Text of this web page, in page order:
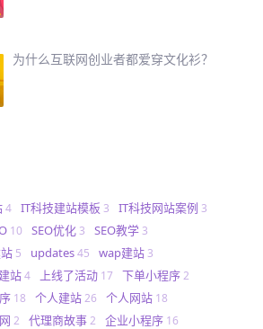
为什么互联网创业者都爱穿文化衫？
4 IT科技建站模板 3 IT科技网站案例 3
10 SEO优化 3 SEO教学 3
5 updates45 wap建站 3
站4 上线了活动 17 下单小程序2
18 个人建站26 个人网站 18
2 代理商故事2 企业小程序 16